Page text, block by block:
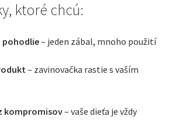
ktoré chcú:
pohodlie– jeden zábal, mnoho použití
– zavinovačka rastie s vaším
kompromisov– vaše dieťa je vždy